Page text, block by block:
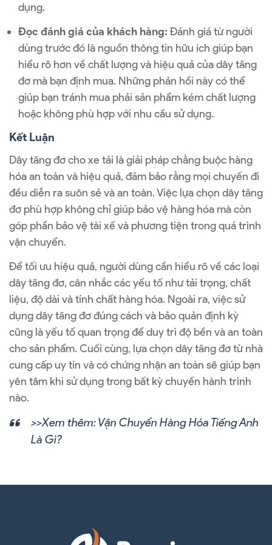
dụng.
Đọc đánh giá của khách hàng: Đánh giá từ người
dùng trước đó là nguồn thông tin hữu ích giúp bạn
hiểu rõ hơn về chất lượng và hiệu quả của dây tăng
đơ mà bạn định mua. Những phản hồi này có thể
giúp bạn tránh mua phải sản phẩm kém chất lượng
hoặc không phù hợp với nhu cầu sử dụng.
Kết Luận
Dây tăng đơ cho xe tải là giải pháp chằng buộc hàng
hóa an toàn và hiệu quả, đảm bảo rằng mọi chuyến đi
đều diễn ra suôn sẻ và an toàn. Việc lựa chọn dây tăng
đơ phù hợp không chỉ giúp bảo vệ hàng hóa mà còn
góp phần bảo vệ tài xế và phương tiện trong quá trình
vận chuyển.
Để tối ưu hiệu quả, người dùng cần hiểu rõ về các loại
dây tăng đơ, cân nhắc các yếu tố như tải trọng, chất
liệu, độ dài và tính chất hàng hóa. Ngoài ra, việc sử
dụng dây tăng đơ đúng cách và bảo quản định kỳ
cũng là yếu tố quan trọng để duy trì độ bền và an toàn
cho sản phẩm. Cuối cùng, lựa chọn dây tăng đơ từ nhà
cung cấp uy tín và có chứng nhận an toàn sẽ giúp bạn
yên tâm khi sử dụng trong bất kỳ chuyến hành trình
nào.
>>Xem thêm:Vận Chuyển Hàng Hóa Tiếng Anh
Là Gì?